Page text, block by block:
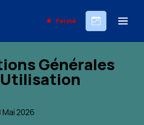
Fermé
Générales
2026